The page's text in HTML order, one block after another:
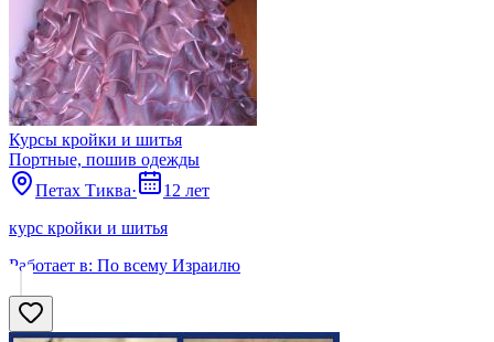
Курсы кройки и шитья
Портные, пошив одежды
Петах Тиква·
12 лет
курс кройки и шитья
Работает в: По всему Израилю